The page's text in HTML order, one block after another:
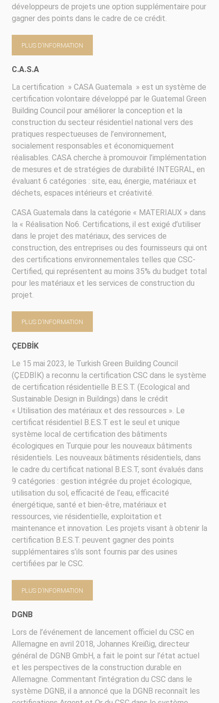
développeurs de projets une option supplémentaire pour
gagner des points dans le cadre de ce crédit.
PLUS D’INFORMATION
C.A.S.A
La certification » CASA Guatemala » est un système de
certification volontaire développé par le Guatemal Green
Building Council pour améliorer la conception et la
construction du secteur résidentiel national vers des
pratiques respectueuses de l’environnement,
socialement responsables et économiquement
réalisables. CASA cherche à promouvoir l’implémentation
de mesures et de stratégies de durabilité INTEGRAL, en
évaluant 6 catégories : site, eau, énergie, matériaux et
déchets, espaces intérieurs et créativité.
CASA Guatemala dans la catégorie « MATERIAUX » dans
la « Réalisation No6. Certifications, il est exigé d’utiliser
dans le projet des matériaux, des services de
construction, des entreprises ou des fournisseurs qui ont
des certifications environnementales telles que CSC-
Certified, qui représentent au moins 35% du budget total
pour les matériaux et les services de construction du
projet.
PLUS D’INFORMATION
ÇEDBİK
Le 15 mai 2023, le Turkish Green Building Council
(ÇEDBİK) a reconnu la certification CSC dans le système
de certification résidentielle B.E.S.T. (Ecological and
Sustainable Design in Buildings) dans le crédit
« Utilisation des matériaux et des ressources ». Le
certificat résidentiel B.E.S.T est le seul et unique
système local de certification des bâtiments
écologiques en Turquie pour les nouveaux bâtiments
résidentiels. Les nouveaux bâtiments résidentiels, dans
le cadre du certificat national B.E.S.T, sont évalués dans
9 catégories : gestion intégrée du projet écologique,
utilisation du sol, efficacité de l’eau, efficacité
énergétique, santé et bien-être, matériaux et
ressources, vie résidentielle, exploitation et
maintenance et innovation. Les projets visant à obtenir la
certification B.E.S.T. peuvent gagner des points
supplémentaires s’ils sont fournis par des usines
certifiées par le CSC.
PLUS D’INFORMATION
DGNB
Lors de l’événement de lancement officiel du CSC en
Allemagne en avril 2018, Johannes Kreißig, directeur
général de DGNB GmbH, a fait le point sur l’état actuel
et les perspectives de la construction durable en
Allemagne. Commentant l’intégration du CSC dans le
système DGNB, il a annoncé que la DGNB reconnaît les